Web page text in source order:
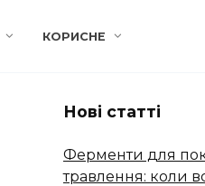
КОРИСНЕ
Нові статті
Ферменти для
травлення: коли